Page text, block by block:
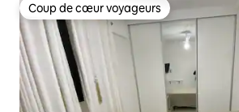
Coup de cœur voyageurs
Coup de cœur voyageurs